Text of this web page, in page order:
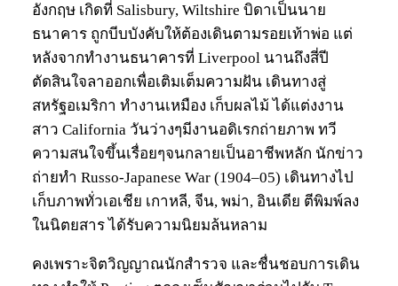
อังกฤษ เกิดที่ Salisbury, Wiltshire บิดาเป็นนาย
ธนาคาร ถูกบีบบังคับให้ต้องเดินตามรอยเท้าพ่อ แต่
หลังจากทำงานธนาคารที่ Liverpool นานถึงสี่ปี
ตัดสินใจลาออกเพื่อเติมเต็มความฝัน เดินทางสู่
สหรัฐอเมริกา ทำงานเหมือง เก็บผลไม้ ได้แต่งงาน
สาว California วันว่างๆมีงานอดิเรกถ่ายภาพ ทวี
ความสนใจขึ้นเรื่อยๆจนกลายเป็นอาชีพหลัก นักข่าว
ถ่ายทำ Russo-Japanese War (1904–05) เดินทางไป
เก็บภาพทั่วเอเชีย เกาหลี, จีน, พม่า, อินเดีย ตีพิมพ์ลง
ในนิตยสาร ได้รับความนิยมล้นหลาม
คงเพราะจิตวิญญาณนักสำรวจ และชื่นชอบการเดิน